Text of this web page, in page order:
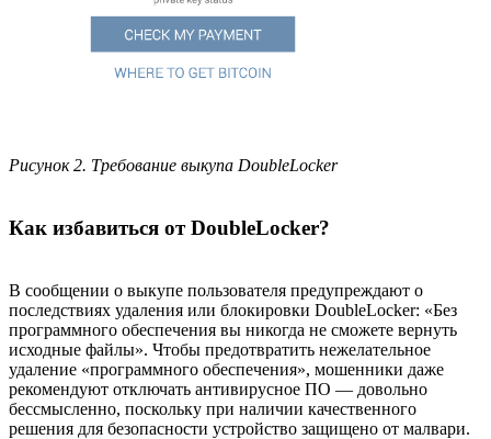
Рисунок 2. Требование выкупа DoubleLocker
Как избавиться от DoubleLocker?
В сообщении о выкупе пользователя предупреждают о
последствиях удаления или блокировки DoubleLocker: «Без
программного обеспечения вы никогда не сможете вернуть
исходные файлы». Чтобы предотвратить нежелательное
удаление «программного обеспечения», мошенники даже
рекомендуют отключать антивирусное ПО — довольно
бессмысленно, поскольку при наличии качественного
решения для безопасности устройство защищено от малвари.